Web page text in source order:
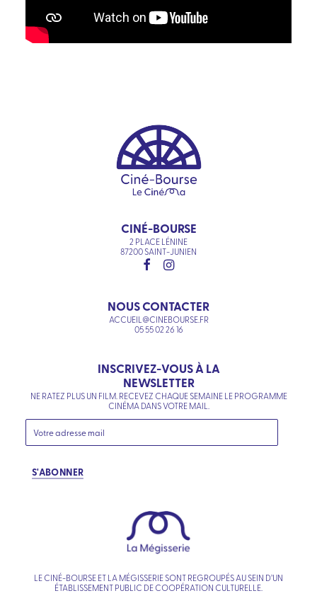
CINÉ-BOURSE
2 PLACE LÉNINE
87200 SAINT-JUNIEN
NOUS CONTACTER
ACCUEIL@CINEBOURSE.FR
05 55 02 26 16
INSCRIVEZ-VOUS À LA
NEWSLETTER
NE RATEZ PLUS UN FILM. RECEVEZ CHAQUE SEMAINE LE PROGRAMME
CINÉMA DANS VOTRE MAIL.
S'ABONNER
LE CINÉ-BOURSE ET LA MÉGISSERIE SONT REGROUPÉS AU SEIN D’UN
ÉTABLISSEMENT PUBLIC DE COOPÉRATION CULTURELLE.